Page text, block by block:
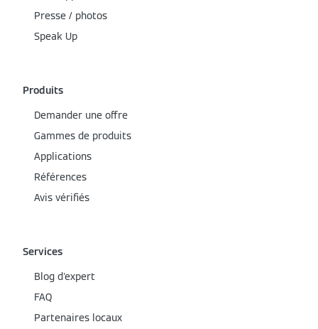
Presse / photos
Speak Up
Produits
Demander une offre
Gammes de produits
Applications
Références
Avis vérifiés
Services
Blog d'expert
FAQ
Partenaires locaux